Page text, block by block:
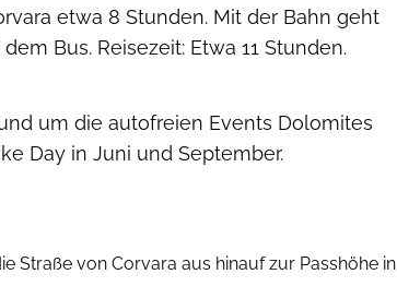
etwa 8 Stunden. Mit der Bahn geht
Bus. Reisezeit: Etwa 11 Stunden.
um die autofreien Events Dolomites
Day in Juni und September.
Straße von Corvara aus hinauf zur Passhöhe in